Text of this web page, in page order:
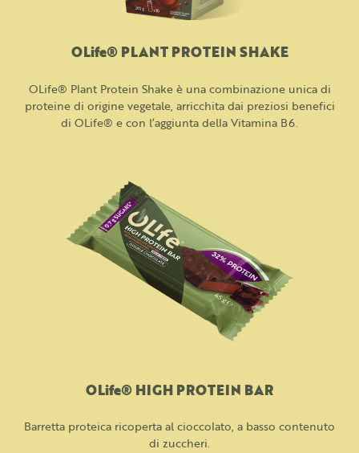
OLife® PLANT PROTEIN SHAKE
OLife® Plant Protein Shake è una combinazione unica di
proteine di origine vegetale, arricchita dai preziosi benefici
di OLife® e con l’aggiunta della Vitamina B6.
OLife® HIGH PROTEIN BAR
Barretta proteica ricoperta al cioccolato, a basso contenuto
di zuccheri.